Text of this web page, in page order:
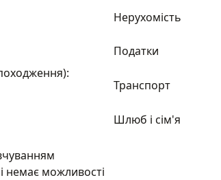
немає можливості
Нерухомість
Податки
Транспорт
Шлюб і сім'я